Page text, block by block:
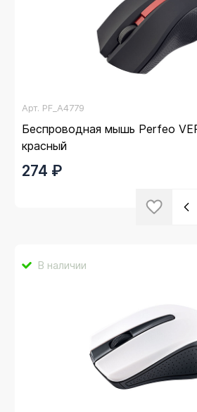
Арт. PF_A4779
Беспроводная мышь Perfeo
красный
274 ₽
В наличии